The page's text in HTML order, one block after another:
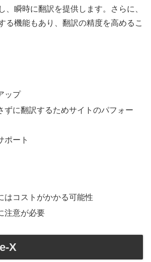
、瞬時に翻訳を提供します。さらに、
る機能もあり、翻訳の精度を高めるこ
ップ
ずに翻訳するためサイトのパフォー
ポート
はコストがかかる可能性
注意が必要
X